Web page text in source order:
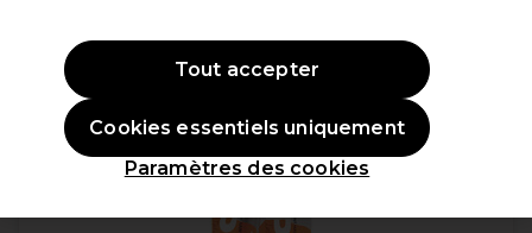
Paramètres des cookies
Cookies essentiels uniquement
Tout accepter